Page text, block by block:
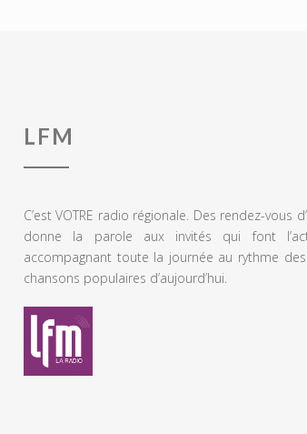
LFM
C’est VOTRE radio régionale. Des rendez-
donne la parole aux invités qui font
accompagnant toute la journée au rythme
chansons populaires d’aujourd’hui.